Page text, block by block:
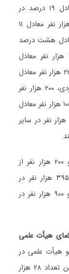
در دانشگاه آزاد اسلامی، ۶۶۰ هزار نفر معادل ۱۹ درصد در
دانشگاه‌های وابسته به وزارت علوم، ۳۹۵ هزار نفر معادل ۱۱
۲۶۵ هزار نفر معادل هشت درصد
در مؤسسات آموزش عالی غیرانتفاعی، ۲۳۰ هزار نفر معادل
هفت درصد در دانشگاه‌های علوم پزشکی، ۲۲۵ هزار نفر معادل
شش درصد در دانشگاه جامع علمی – کاربردی، ۲۰۰ هزار نفر
معادل شش درصد در دانشگاه ملی مهارت، ۱۰۵ هزار نفر معادل
درصد در دانشگاه فرهنگیان و حدود ۱۸ هزار نفر در سایر
وی افزود: در مجموع حدود یک میلیون و ۲۰۰ هزار نفر از
دانشجویان کشور در دانشگاه‌های دولتی، ۳۹۵ هزار نفر در
دانشگاه پیام نور و نزدیک به یک میلیون و ۹۰۰ هزار نفر در
هیأت علمی
حدود ۷۸ هزار عضو هیأت علمی در
آموزش عالی کشور فعالیت می‌کنند که از این تعداد ۲۸ هزار